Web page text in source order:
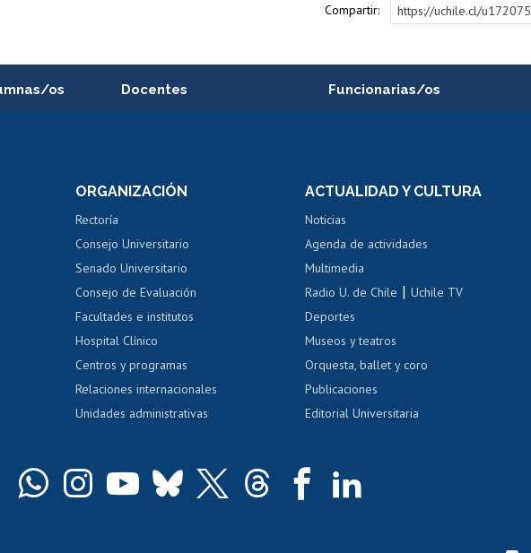
Compartir: https://uchile.cl/u172075
os
exalumnos
Docentes
Perfeccionamiento
Evaluación docente
Calificación académica
Postulación al AUCAI
Funcionarias/os
Portal de movilidad interna
Certificado de renta
Certificado de renta
tecnológica Tarjeta TUI Acoso laboral, sexual y violencia
ORGANIZACIÓN
Rectoría
Consejo Universitario
Senado Universitario
Consejo de Evaluación
Facultades e institutos
Hospital Clínico
Centros y programas
Relaciones internacionales
Unidades administrativas
ACTUALIDAD Y CULTURA
Noticias
Agenda de actividades
Multimedia
Radio U. de Chile |Uchile TV
Deportes
Museos y teatros
Orquesta, ballet y coro
Publicaciones
Editorial Universitaria